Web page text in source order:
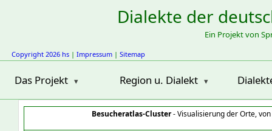
Dialekte der
Ein Projekt von
Copyright 2026 hs | Impressum | Sitemap
Das Projekt Region u. Dialekt
Besucheratlas-Cluster- Visualisierung der Orte,